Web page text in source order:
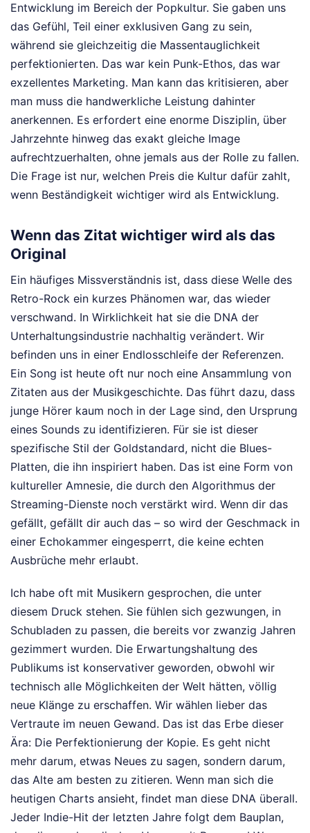
Entwicklung im Bereich der Popkultur. Sie gaben uns
das Gefühl, Teil einer exklusiven Gang zu sein,
während sie gleichzeitig die Massentauglichkeit
perfektionierten. Das war kein Punk-Ethos, das war
exzellentes Marketing. Man kann das kritisieren, aber
man muss die handwerkliche Leistung dahinter
anerkennen. Es erfordert eine enorme Disziplin, über
Jahrzehnte hinweg das exakt gleiche Image
aufrechtzuerhalten, ohne jemals aus der Rolle zu fallen.
Die Frage ist nur, welchen Preis die Kultur dafür zahlt,
wenn Beständigkeit wichtiger wird als Entwicklung.
Wenn das Zitat wichtiger wird als das
Original
Ein häufiges Missverständnis ist, dass diese Welle des
Retro-Rock ein kurzes Phänomen war, das wieder
verschwand. In Wirklichkeit hat sie die DNA der
Unterhaltungsindustrie nachhaltig verändert. Wir
befinden uns in einer Endlosschleife der Referenzen.
Ein Song ist heute oft nur noch eine Ansammlung von
Zitaten aus der Musikgeschichte. Das führt dazu, dass
junge Hörer kaum noch in der Lage sind, den Ursprung
eines Sounds zu identifizieren. Für sie ist dieser
spezifische Stil der Goldstandard, nicht die Blues-
Platten, die ihn inspiriert haben. Das ist eine Form von
kultureller Amnesie, die durch den Algorithmus der
Streaming-Dienste noch verstärkt wird. Wenn dir das
gefällt, gefällt dir auch das – so wird der Geschmack in
einer Echokammer eingesperrt, die keine echten
Ausbrüche mehr erlaubt.
Ich habe oft mit Musikern gesprochen, die unter
diesem Druck stehen. Sie fühlen sich gezwungen, in
Schubladen zu passen, die bereits vor zwanzig Jahren
gezimmert wurden. Die Erwartungshaltung des
Publikums ist konservativer geworden, obwohl wir
technisch alle Möglichkeiten der Welt hätten, völlig
neue Klänge zu erschaffen. Wir wählen lieber das
Vertraute im neuen Gewand. Das ist das Erbe dieser
Ära: Die Perfektionierung der Kopie. Es geht nicht
mehr darum, etwas Neues zu sagen, sondern darum,
das Alte am besten zu zitieren. Wenn man sich die
heutigen Charts ansieht, findet man diese DNA überall.
Jeder Indie-Hit der letzten Jahre folgt dem Bauplan,